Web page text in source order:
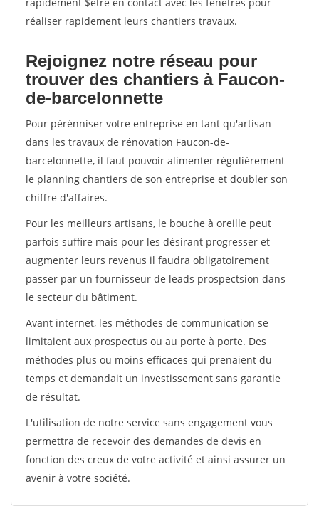
réaliser rapidement leurs chantiers travaux.
Rejoignez notre réseau pour
trouver des chantiers à Faucon-
de-barcelonnette
Pour pérénniser votre entreprise en tant qu'artisan
dans les travaux de rénovation Faucon-de-
barcelonnette, il faut pouvoir alimenter régulièrement
le planning chantiers de son entreprise et doubler son
chiffre d'affaires.
Pour les meilleurs artisans, le bouche à oreille peut
parfois suffire mais pour les désirant progresser et
augmenter leurs revenus il faudra obligatoirement
passer par un fournisseur de leads prospectsion dans
le secteur du bâtiment.
Avant internet, les méthodes de communication se
limitaient aux prospectus ou au porte à porte. Des
méthodes plus ou moins efficaces qui prenaient du
temps et demandait un investissement sans garantie
de résultat.
L'utilisation de notre service sans engagement vous
permettra de recevoir des demandes de devis en
fonction des creux de votre activité et ainsi assurer un
avenir à votre société.